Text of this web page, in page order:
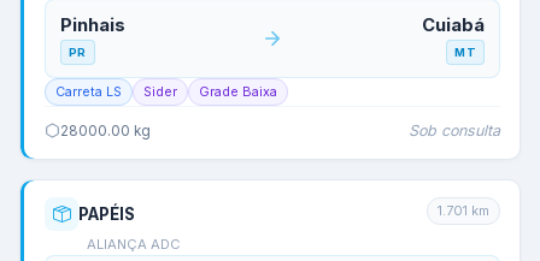
Pinhais
PR
Cuiabá
MT
Carreta LS Sider Grade Baixa
28000.00 kg Sob consulta
PAPÉIS
ALIANÇA ADC
1.701 km